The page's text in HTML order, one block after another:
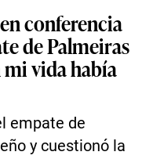
conferencia
de Palmeiras
mi vida había
empate de
y cuestionó la